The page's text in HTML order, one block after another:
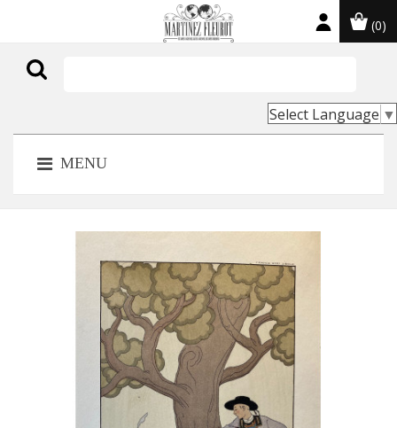
(0)
Select Language ▼
MENU